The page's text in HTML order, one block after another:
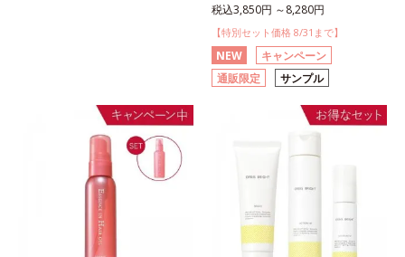
税込3,850円 ～8,280円
【特別セット価格 8/31まで】
NEW
キャンペーン
通販限定
サンプル